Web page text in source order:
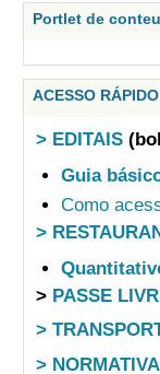
Portlet de
ACESSO RÁPIDO
> EDITAIS
Guia
Como
>
> PASSE
>
>